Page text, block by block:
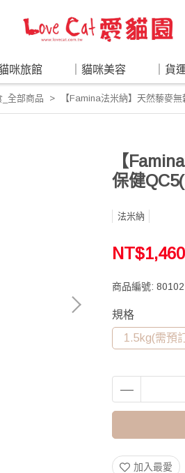
貓咪旅館 ｜貓咪美容 ｜貨
全部商品 【Famina法米納】天然藜麥
【
保健
法米納
NT$1,460
商品編號:
規格
1.5kg(需預
加入最愛